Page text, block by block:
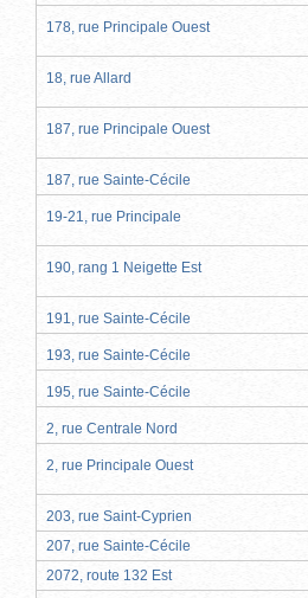
178, rue Principale Ouest
18, rue Allard
187, rue Principale Ouest
187, rue Sainte-Cécile
19-21, rue Principale
190, rang 1 Neigette Est
191, rue Sainte-Cécile
193, rue Sainte-Cécile
195, rue Sainte-Cécile
2, rue Centrale Nord
2, rue Principale Ouest
203, rue Saint-Cyprien
207, rue Sainte-Cécile
2072, route 132 Est